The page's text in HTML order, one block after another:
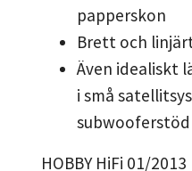
papperskon
Brett och
Även idealiskt
i små
subwooferstöd
HOBBY HiFi 01/2013